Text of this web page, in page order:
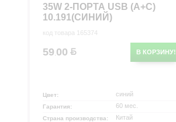
35W 2-ПОРТА USB (A+C)
10.191(СИНИЙ)
код товара 165374
В КОРЗИНУ!
59.00
Цвет: синий
Гарантия: 60 мес.
Страна производства: Китай